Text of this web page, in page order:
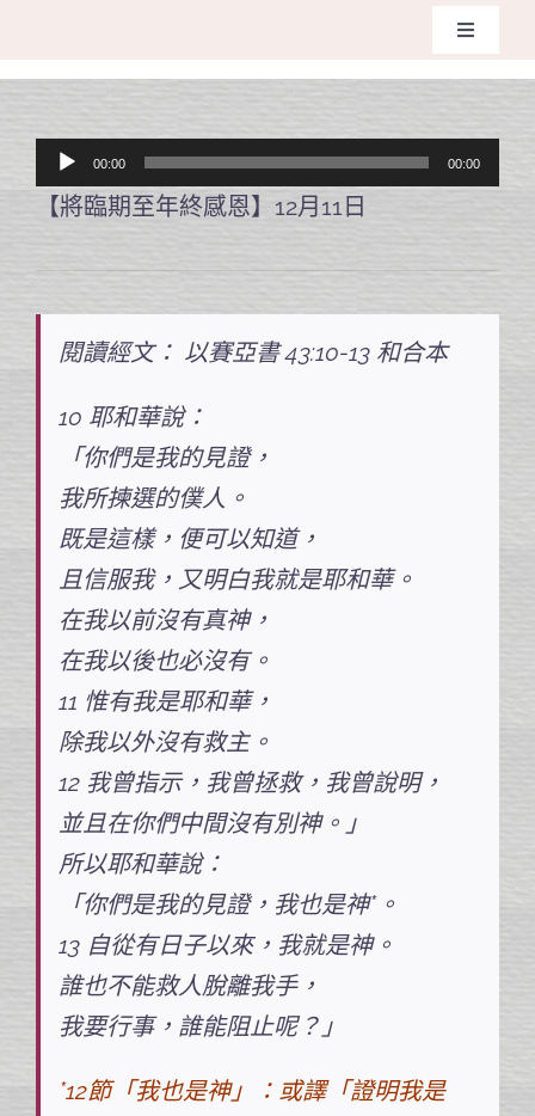
Toggle
關於我們
訊
放
器
00:00 00:00
【將臨期至年終感恩】12月11日
閱讀經文： 以賽亞書 43:10-13和合本
10 耶和華說：
「你們是我的見證，
我所揀選的僕人。
既是這樣，便可以知道，
且信服我，又明白我就是耶和華。
在我以前沒有真神，
在我以後也必沒有。
11 惟有我是耶和華，
除我以外沒有救主。
12 我曾指示，我曾拯救，我曾說明，
並且在你們中間沒有別神。」
所以耶和華說：
「你們是我的見證，我也是神*。
13 自從有日子以來，我就是神。
誰也不能救人脫離我手，
我要行事，誰能阻止呢？」
*12節「我也是神」：或譯「證明我是